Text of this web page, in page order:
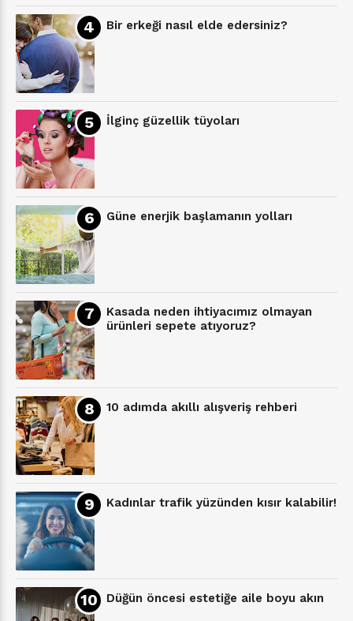
Bir erkeği nasıl elde edersiniz?
İlginç güzellik tüyoları
Güne enerjik başlamanın yolları
Kasada neden ihtiyacımız olmayan
ürünleri sepete atıyoruz?
10 adımda akıllı alışveriş rehberi
Kadınlar trafik yüzünden kısır kalabilir!
Düğün öncesi estetiğe aile boyu akın